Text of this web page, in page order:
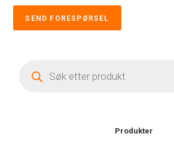
SEND FORESPØRSEL
search
Produkter